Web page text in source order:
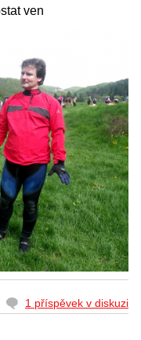
ven
1 příspěvek v diskuzi